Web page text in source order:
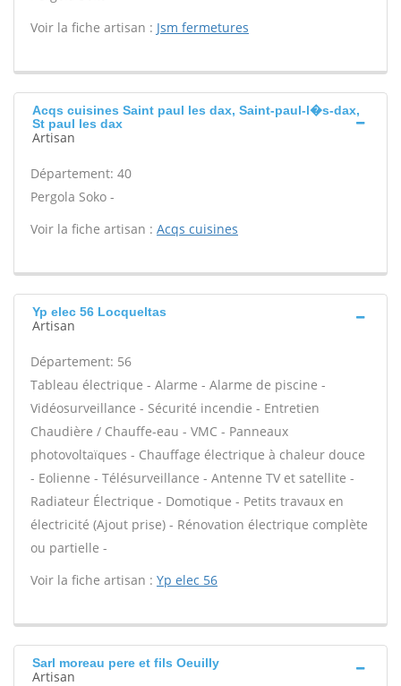
Voir la fiche artisan : Jsm fermetures
Acqs cuisines Saint paul les dax, Saint-paul-l�s-dax,
St paul les dax
Artisan
Département: 40
Pergola Soko -
Voir la fiche artisan : Acqs cuisines
Yp elec 56 Locqueltas
Artisan
Département: 56
Tableau électrique - Alarme - Alarme de piscine -
Vidéosurveillance - Sécurité incendie - Entretien
Chaudière / Chauffe-eau - VMC - Panneaux
photovoltaïques - Chauffage électrique à chaleur douce
- Eolienne - Télésurveillance - Antenne TV et satellite -
Radiateur Électrique - Domotique - Petits travaux en
électricité (Ajout prise) - Rénovation électrique complète
ou partielle -
Voir la fiche artisan : Yp elec 56
Sarl moreau pere et fils Oeuilly
Artisan